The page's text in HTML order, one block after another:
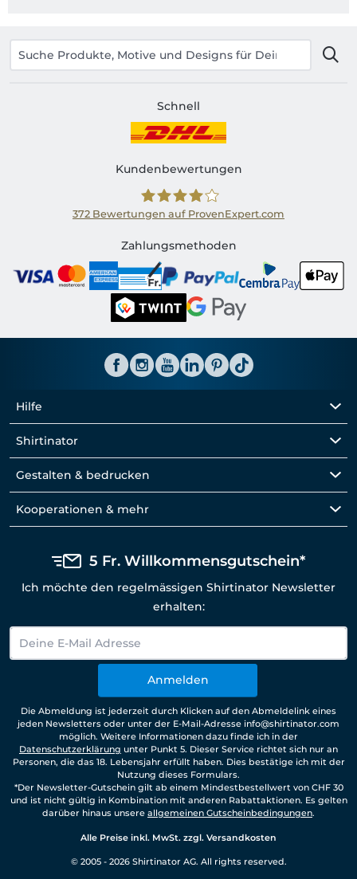
Schnell
Kundenbewertungen
Shirtinator CH
372 Bewertungen auf ProvenExpert.com
Zahlungsmethoden
Hilfe
Shirtinator
Gestalten & bedrucken
Kooperationen & mehr
5 Fr. Willkommensgutschein*
Ich möchte den regelmässigen Shirtinator Newsletter
erhalten:
Anmelden
Die Abmeldung ist jederzeit durch Klicken auf den Abmeldelink eines
jeden Newsletters oder unter der E-Mail-Adresse info@shirtinator.com
möglich. Weitere Informationen dazu finde ich in der
Datenschutzerklärung unter Punkt 5. Dieser Service richtet sich nur an
Personen, die das 18. Lebensjahr erfüllt haben. Dies bestätige ich mit der
Nutzung dieses Formulars.
*Der Newsletter-Gutschein gilt ab einem Mindestbestellwert von CHF 30
und ist nicht gültig in Kombination mit anderen Rabattaktionen. Es gelten
darüber hinaus unsere allgemeinen Gutscheinbedingungen.
Alle Preise inkl. MwSt. zzgl. Versandkosten
© 2005 - 2026 Shirtinator AG. All rights reserved.